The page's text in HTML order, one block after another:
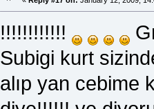
!!!!!!!!!!!!
Subigi kurt
alıp yan cebime